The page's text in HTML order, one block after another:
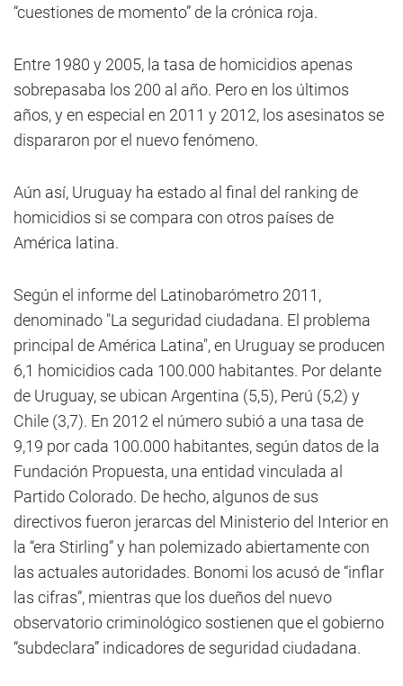
“cuestiones de momento” de la crónica roja.
Entre 1980 y 2005, la tasa de homicidios apenas
sobrepasaba los 200 al año. Pero en los últimos
años, y en especial en 2011 y 2012, los asesinatos se
dispararon por el nuevo fenómeno.
Aún así, Uruguay ha estado al final del ranking de
homicidios si se compara con otros países de
América latina.
Según el informe del Latinobarómetro 2011,
denominado "La seguridad ciudadana. El problema
principal de América Latina", en Uruguay se producen
6,1 homicidios cada 100.000 habitantes. Por delante
de Uruguay, se ubican Argentina (5,5), Perú (5,2) y
Chile (3,7). En 2012 el número subió a una tasa de
9,19 por cada 100.000 habitantes, según datos de la
Fundación Propuesta, una entidad vinculada al
Partido Colorado. De hecho, algunos de sus
directivos fueron jerarcas del Ministerio del Interior en
la “era Stirling” y han polemizado abiertamente con
las actuales autoridades. Bonomi los acusó de “inflar
las cifras”, mientras que los dueños del nuevo
observatorio criminológico sostienen que el gobierno
“subdeclara” indicadores de seguridad ciudadana.